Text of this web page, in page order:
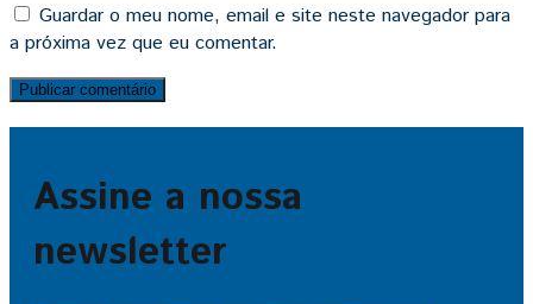
Guardar o meu nome, email e site neste navegador para
a próxima vez que eu comentar.
Assine a nossa
newsletter